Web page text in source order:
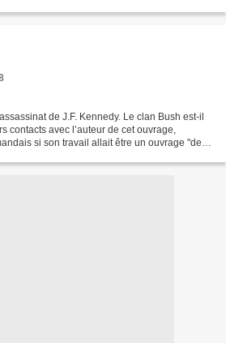
de J.F. Kennedy. Le clan Bush est-il
contacts avec l’auteur de cet ouvrage,
si son travail allait être un ouvrage "de